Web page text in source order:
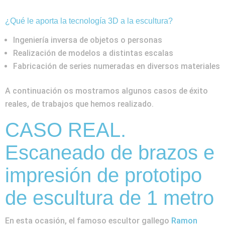
¿Qué le aporta la tecnología 3D a la escultura?
Ingeniería inversa de objetos o personas
Realización de modelos a distintas escalas
Fabricación de series numeradas en diversos materiales
A continuación os mostramos algunos casos de éxito
reales, de trabajos que hemos realizado.
CASO REAL.
Escaneado de brazos e
impresión de prototipo
de escultura de 1 metro
En esta ocasión, el famoso escultor gallego Ramon